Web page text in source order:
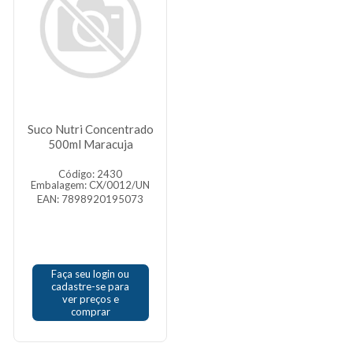
Suco Nutri Concentrado
500ml Maracuja
Código: 2430
Embalagem: CX/0012/UN
EAN: 7898920195073
Faça seu login ou
cadastre-se para
ver preços e
comprar